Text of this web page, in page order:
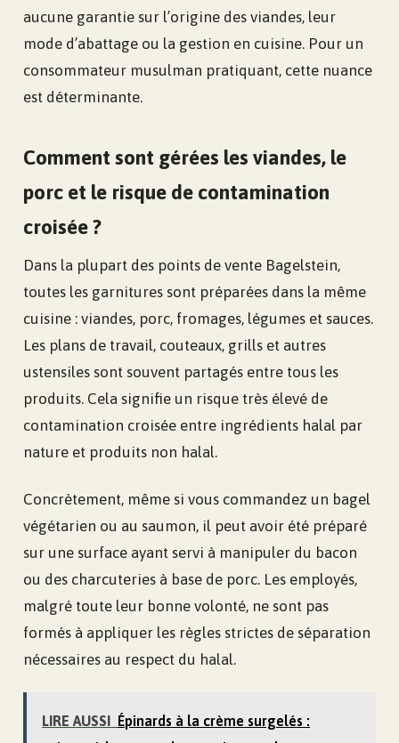
aucune garantie sur l’origine des viandes, leur
mode d’abattage ou la gestion en cuisine. Pour un
consommateur musulman pratiquant, cette nuance
est déterminante.
Comment sont gérées les viandes, le
porc et le risque de contamination
croisée ?
Dans la plupart des points de vente Bagelstein,
toutes les garnitures sont préparées dans la même
cuisine : viandes, porc, fromages, légumes et sauces.
Les plans de travail, couteaux, grills et autres
ustensiles sont souvent partagés entre tous les
produits. Cela signifie un risque très élevé de
contamination croisée entre ingrédients halal par
nature et produits non halal.
Concrètement, même si vous commandez un bagel
végétarien ou au saumon, il peut avoir été préparé
sur une surface ayant servi à manipuler du bacon
ou des charcuteries à base de porc. Les employés,
malgré toute leur bonne volonté, ne sont pas
formés à appliquer les règles strictes de séparation
nécessaires au respect du halal.
LIRE AUSSI Épinards à la crème surgelés :